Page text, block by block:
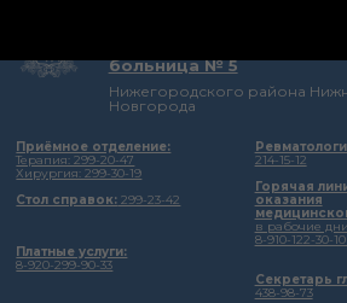
больница № 5
Приёмное отделение:
Терапия: 299-20-47
Хирургия: 299-30-19
Стол справок: 299-23-42
214-15-12
Горячая
оказания
в рабочие дни
8-910-122-30-
Секретарь
438-98-73
Нижегородского района
Новгорода
Платные услуги:
8-920-299-90-33